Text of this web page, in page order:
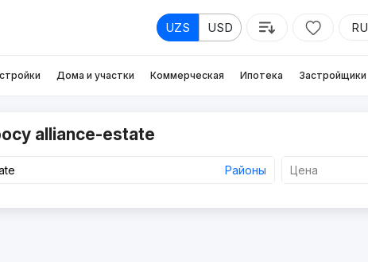
UZS USD RU
Дома и участки Коммерческая Ипотека Застройщики
alliance-estate
Районы Цена